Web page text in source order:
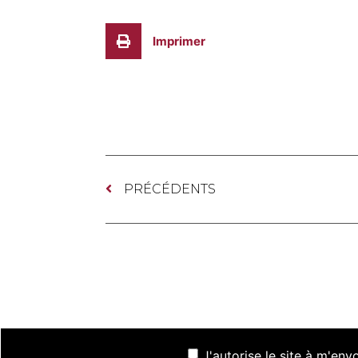
Imprimer
PRÉCÉDENTS